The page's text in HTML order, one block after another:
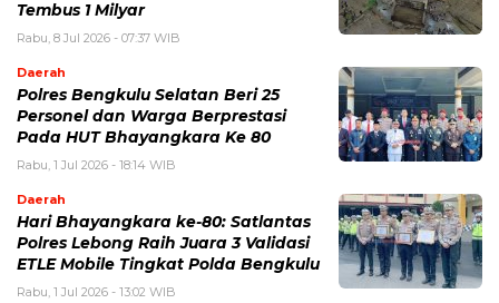
Tembus 1 Milyar
Rabu, 8 Jul 2026 - 07:37 WIB
Daerah
Polres Bengkulu Selatan Beri 25
Personel dan Warga Berprestasi
Pada HUT Bhayangkara Ke 80
Rabu, 1 Jul 2026 - 18:14 WIB
Daerah
Hari Bhayangkara ke-80: Satlantas
Polres Lebong Raih Juara 3 Validasi
ETLE Mobile Tingkat Polda Bengkulu
Rabu, 1 Jul 2026 - 13:02 WIB